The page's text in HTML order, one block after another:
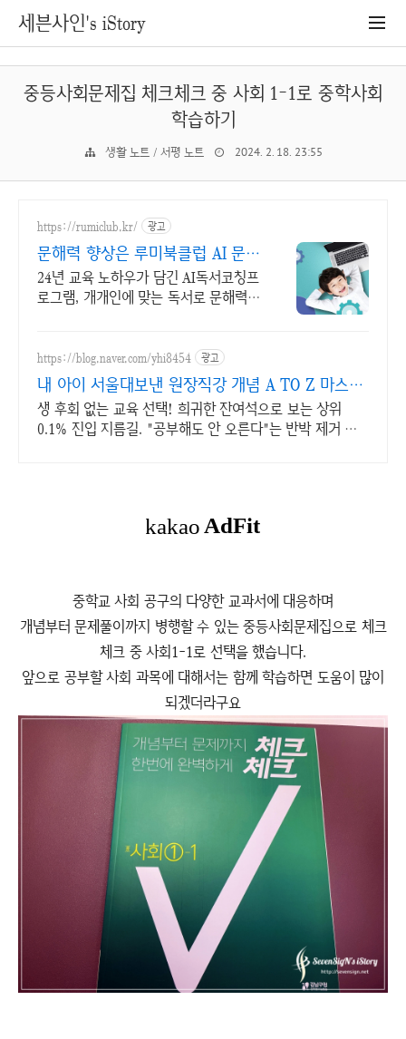
세븐사인's iStory
중등사회문제집 체크체크 중 사회 1-1로 중학사회
학습하기
생활 노트 / 서평 노트 2024. 2. 18. 23:55
https://rumiclub.kr/ 광고
문해력 향상은 루미북클럽 AI 문해
력 향상 프로그램
24년 교육 노하우가 담긴 AI독서코칭프
로그램, 개개인에 맞는 독서로 문해력
https://blog.naver.com/yhi8454 광고
내 아이 서울대보낸 원장직강 개념 A TO Z 마스터
비법
생 후회 없는 교육 선택! 희귀한 잔여석으로 보는 상위
0.1% 진입 지름길. "공부해도 안 오른다"는 반박 제거 종
중학교 사회 공구의 다양한 교과서에 대응하며
개념부터 문제풀이까지 병행할 수 있는 중등사회문제집으로 체크
체크 중 사회1-1로 선택을 했습니다.
앞으로 공부할 사회 과목에 대해서는 함께 학습하면 도움이 많이
되겠더라구요